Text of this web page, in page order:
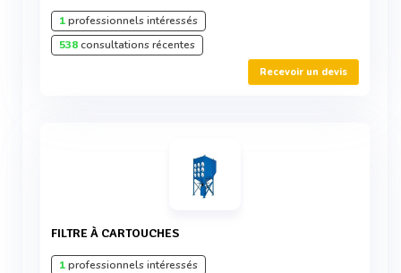
1professionnels intéressés
538consultations récentes
Recevoir un devis
FILTRE À CARTOUCHES
1professionnels intéressés